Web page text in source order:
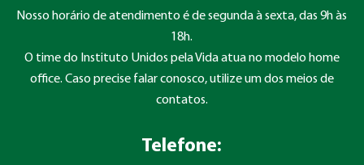
Nosso horário de atendimento é de segunda à sexta, das 9h às
18h.
O time do Instituto Unidos pela Vida atua no modelo home
office. Caso precise falar conosco, utilize um dos meios de
contatos.
Telefone: